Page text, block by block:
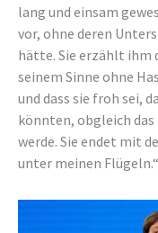
lang und einsam
vor, ohne deren
hätte. Sie erzählt ihm
seinem Sinne ohne
und dass sie froh sei,
könnten, obgleich
werde. Sie endet mit
unter meinen Flügeln.“